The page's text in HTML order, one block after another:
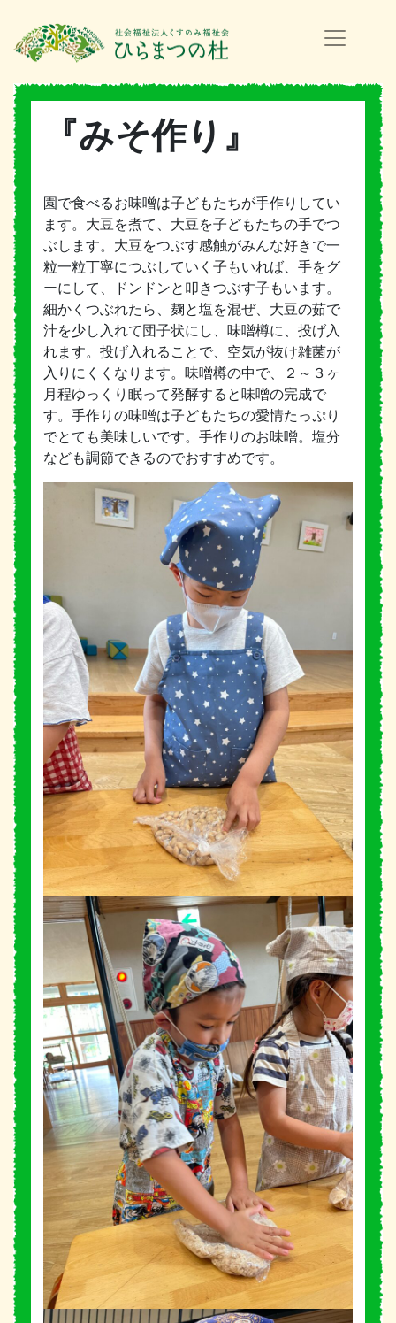
『みそ作り』
園で食べるお味噌は子どもたちが手作りしてい
ます。大豆を煮て、大豆を子どもたちの手でつ
ぶします。大豆をつぶす感触がみんな好きで一
粒一粒丁寧につぶしていく子もいれば、手をグ
ーにして、ドンドンと叩きつぶす子もいます。
細かくつぶれたら、麹と塩を混ぜ、大豆の茹で
汁を少し入れて団子状にし、味噌樽に、投げ入
れます。投げ入れることで、空気が抜け雑菌が
入りにくくなります。味噌樽の中で、２～３ヶ
月程ゆっくり眠って発酵すると味噌の完成で
す。手作りの味噌は子どもたちの愛情たっぷり
でとても美味しいです。手作りのお味噌。塩分
なども調節できるのでおすすめです。